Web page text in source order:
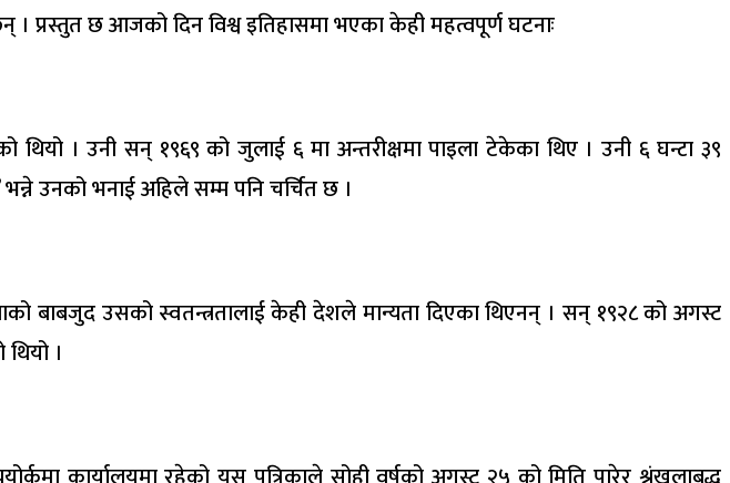
प्रस्तुत छ आजको दिन विश्व इतिहासमा भएका केही महत्वपूर्ण घटनाः
थियो । उनी सन् १९६९ को जुलाई ६ मा अन्तरीक्षमा पाइला टेकेका थिए । उनी ६ घन्टा ३९
उनको भनाई अहिले सम्म पनि चर्चित छ ।
बाबजुद उसको स्वतन्त्रतालाई केही देशले मान्यता दिएका थिएनन् । सन् १९२८ को अगस्ट
।